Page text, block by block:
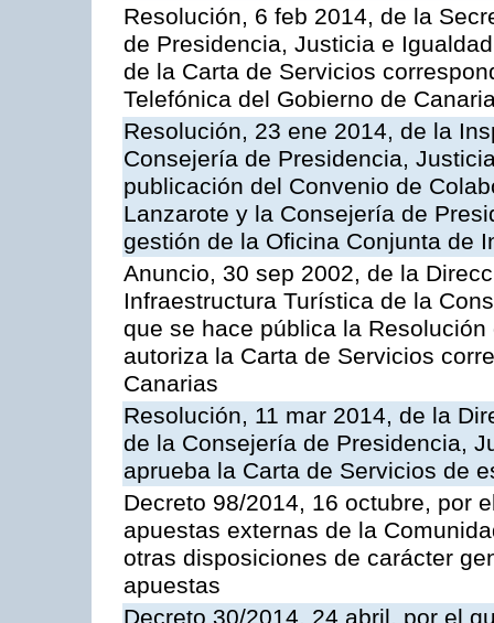
Resolución, 6 feb 2014, de la
de Presidencia, Justicia e
de la Carta de Servicios
Telefónica del Gobierno de
Resolución, 23 ene 2014, de la
Consejería de Presidencia,
publicación del Convenio de
Lanzarote y la Consejería de
gestión de la Oficina Conjunta de
Anuncio, 30 sep 2002, de la
Infraestructura Turística de la
que se hace pública la
autoriza la Carta de Servicios
Canarias
Resolución, 11 mar 2014, de la
de la Consejería de Presidencia,
aprueba la Carta de Servicios de
Decreto 98/2014, 16 octubre, por
apuestas externas de la
otras disposiciones de carácter
apuestas